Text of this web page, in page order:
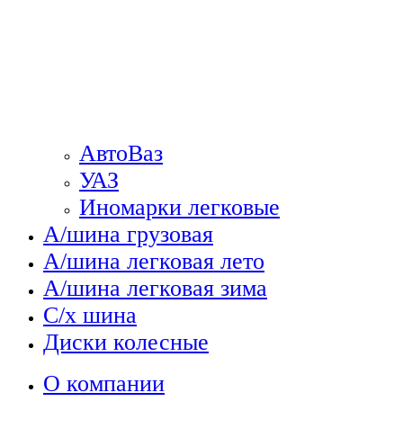
АвтоВаз
УАЗ
Иномарки легковые
А/шина грузовая
А/шина легковая лето
А/шина легковая зима
С/х шина
Диски колесные
О компании